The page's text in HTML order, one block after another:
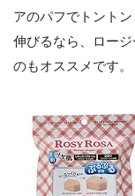
アのパフでトント
伸びるなら、ロー
のもオススメです。